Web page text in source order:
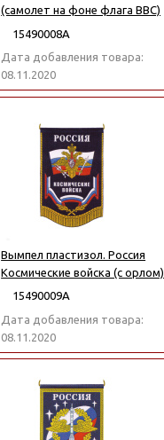
(самолет на фоне флага ВВС)
15490008А
Дата добавления товара:
08.11.2020
Вымпел пластизол. Россия
Космические войска (с орлом)
15490009А
Дата добавления товара:
08.11.2020